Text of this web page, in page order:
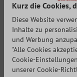
Kurz die Cookies,
Diese Website
Inhalte zu
und Werbung
"Alle Cookies
Cookie-
unserer Cookie-